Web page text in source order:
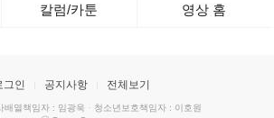
칼럼/카툰 영상 홈
그인 공지사항 전체보기
배열책임자 : 임광욱 · 청소년보호책임자 : 이호원